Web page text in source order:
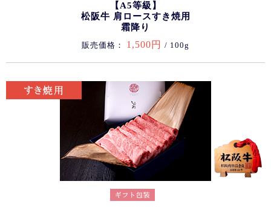
【A5等級】
松阪牛 肩ロースすき焼用
霜降り
販売価格： 1,500円 / 100g